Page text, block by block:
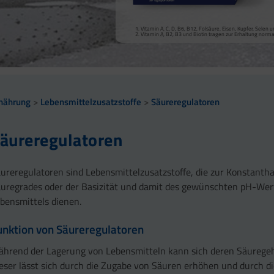
Vitamin A, C, D, B6, B12, Folsäure, Eisen, Kupfer,
Vitamin A, B2, B3 und Biotin tragen zur Erhaltung
Selen, Zink und Biotin tragen zur Erhaltung gesunder
Selen und Zink tragen zur Erhaltung normaler Nägel bei.
Vitamin C, E, B2, Kupfer, Mangan, Selen und Zink
sowie zu einem normalen Stoffwechsel von
Vitamin B2 und Biotin tragen zur Erhaltung normaler
Vitamin D und Zink tragen zur normalen Funktion des
Lebensmittelzusatzstoffe Säureregulatoren
sind Lebensmittelzusatzstoffe, die zur
oder der Basizität und damit des gewünschten pH-
dienen.
von Säureregulatoren
der Lagerung von Lebensmitteln kann sich deren
lässt sich durch die Zugabe von Säuren erhöhen und durch